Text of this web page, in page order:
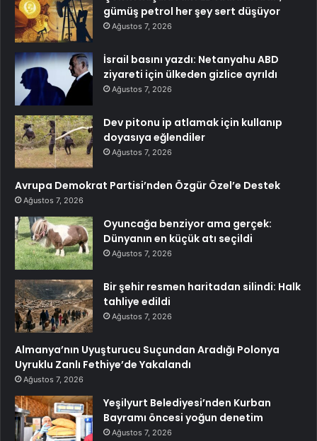
gümüş petrol her şey sert düşüyor
Ağustos 7, 2026
İsrail basını yazdı: Netanyahu ABD
ziyareti için ülkeden gizlice ayrıldı
Ağustos 7, 2026
Dev pitonu ip atlamak için kullanıp
doyasıya eğlendiler
Ağustos 7, 2026
Avrupa Demokrat Partisi’nden Özgür Özel’e Destek
Ağustos 7, 2026
Oyuncağa benziyor ama gerçek:
Dünyanın en küçük atı seçildi
Ağustos 7, 2026
Bir şehir resmen haritadan silindi: Halk
tahliye edildi
Ağustos 7, 2026
Almanya’nın Uyuşturucu Suçundan Aradığı Polonya
Uyruklu Zanlı Fethiye’de Yakalandı
Ağustos 7, 2026
Yeşilyurt Belediyesi’nden Kurban
Bayramı öncesi yoğun denetim
Ağustos 7, 2026